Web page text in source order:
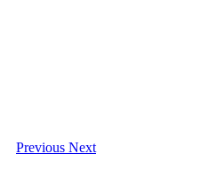
Previous Next